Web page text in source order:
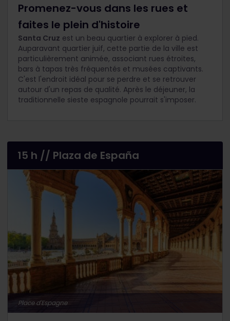
Promenez-vous dans les rues et
faites le plein d'histoire
Santa Cruz est un beau quartier à explorer à pied.
Auparavant quartier juif, cette partie de la ville est
particulièrement animée, associant rues étroites,
bars à tapas très fréquentés et musées captivants.
C'est l'endroit idéal pour se perdre et se retrouver
autour d'un repas de qualité. Après le déjeuner, la
traditionnelle sieste espagnole pourrait s'imposer.
15 h // Plaza de España
Place d'Espagne